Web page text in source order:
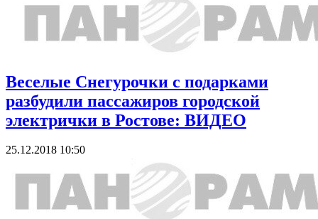
Веселые Снегурочки с подарками
разбудили пассажиров городской
электрички в Ростове: ВИДЕО
25.12.2018 10:50